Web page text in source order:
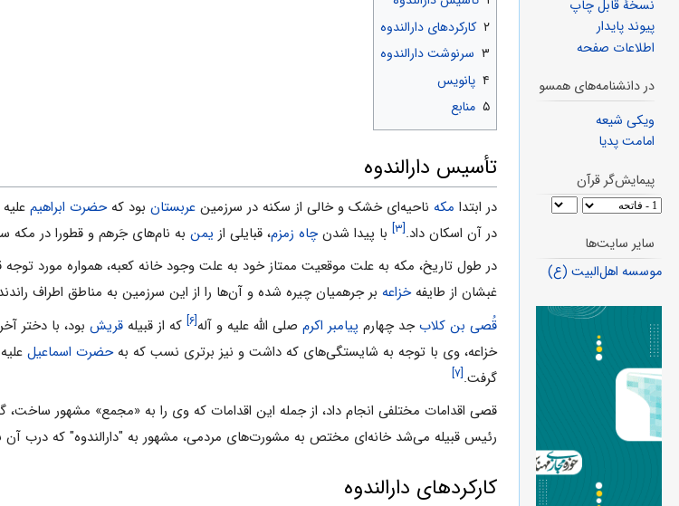
۲ کارکردهای دارالندوه
۳ سرنوشت دارالندوه
۴ پانویس
۵ منابع
تأسیس دارالندوه
در ابتدا مکه ناحیه‌ای خشک و خالی از سکنه در سرزمین عربستان بود کهحضرت ابراهیم
در آن اسکان داد.[۳] با پیدا شدنچاه زمزم، قبایلی از یمن به نام‌های جَرهم و قطورا در مکه
در طول تاریخ، مکه به علت موقعیت ممتاز خود به علت وجود خانه کعبه، همواره مورد
غبشان از طایفهخزاعه بر جرهمیان چیره شده و آن‌ها را از این سرزمین به مناطق اطراف
قُصی بن کلابجد چهارم پیامبر اکرم صلی الله علیه و آله[۶] که از قبیله قریش بود، با دختر
خزاعه، وی با توجه به شایستگی‌های که داشت و نیز برتری نسب که بهحضرت اسماعیل
گرفت.[۷]
قصی اقدامات مختلفی انجام داد، از جمله این اقدامات که وی را به «مجمع» مشهور
رئیس قبیله می‌شد خانه‌ای مختص به مشورت‌های مردمی، مشهور به "دارالندوه" که درب
کارکردهای دارالندوه
نسخهٔ قابل چاپ
پیوند پایدار
اطلاعات صفحه
در دانشنامه‌های همسو
ویکی شیعه
امامت پدیا
پیمایش‌گر قرآن
سایر سایت‌ها
موسسه اهل‌البیت (ع)